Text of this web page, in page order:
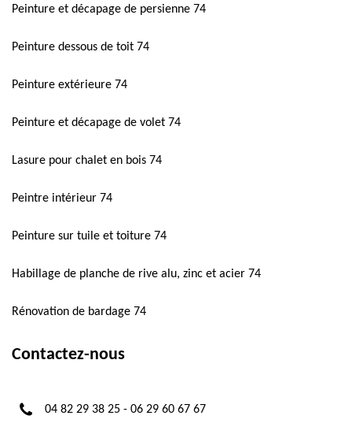
Peinture et décapage de persienne 74
Peinture dessous de toit 74
Peinture extérieure 74
Peinture et décapage de volet 74
Lasure pour chalet en bois 74
Peintre intérieur 74
Peinture sur tuile et toiture 74
Habillage de planche de rive alu, zinc et acier 74
Rénovation de bardage 74
Contactez-nous
04 82 29 38 25 - 06 29 60 67 67